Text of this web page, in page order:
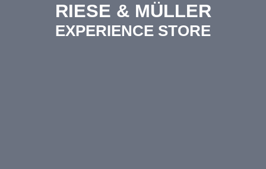
RIESE & MÜLLER
EXPERIENCE STORE